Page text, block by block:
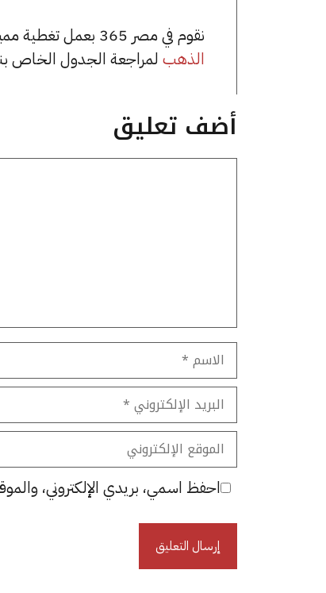
نقوم في مصر 365 بعمل تغطية مميزة لكافة أسعار الذهب في مصر، يمكنك الاطلاع على صفحة
الذهب لمراجعة الجدول الخاص
أضف تعليق
الاسم
البريد
الإلكتروني
الموقع
الإلكتروني
احفظ اسمي، بريدي الإلكتروني،